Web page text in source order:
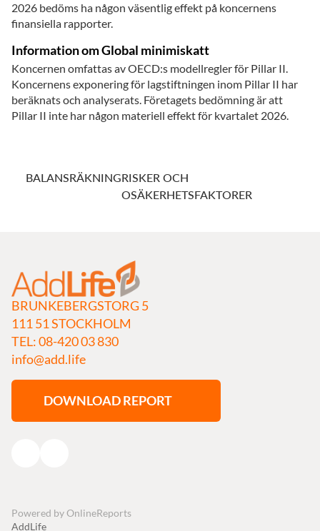
2026 bedöms ha någon väsentlig effekt på koncernens
finansiella rapporter.
Information om Global minimiskatt
Koncernen omfattas av OECD:s modellregler för Pillar II.
Koncernens exponering för lagstiftningen inom Pillar II har
beräknats och analyserats. Företagets bedömning är att
Pillar II inte har någon materiell effekt för kvartalet 2026.
BALANSRÄKNINGRISKER OCH
OSÄKERHETSFAKTORER
BRUNKEBERGSTORG 5
111 51 STOCKHOLM
TEL: 08-420 03 830
info@add.life
DOWNLOAD REPORT
Powered byOnlineReports
AddLife